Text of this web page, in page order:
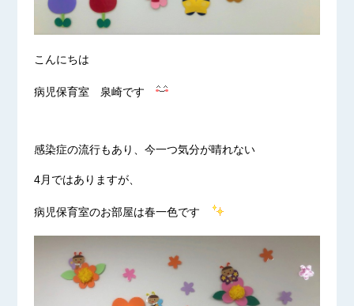
こんにちは
病児保育室 泉崎です
感染症の流行もあり、今一つ気分が晴れない
4月ではありますが、
病児保育室のお部屋は春一色です